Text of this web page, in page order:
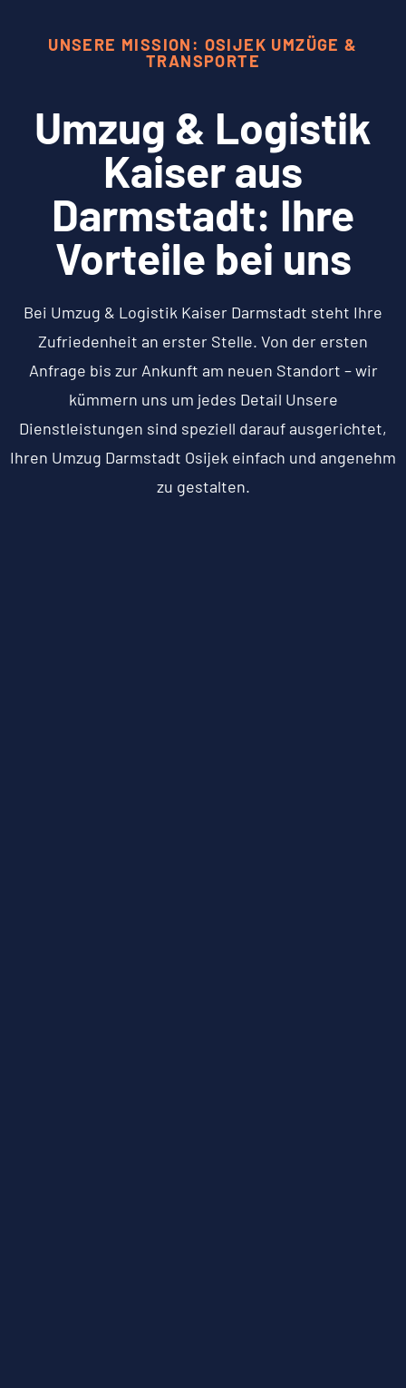
UNSERE MISSION: OSIJEK UMZÜGE &
TRANSPORTE
Umzug & Logistik
Kaiser aus
Darmstadt: Ihre
Vorteile bei uns
Bei Umzug & Logistik Kaiser Darmstadt steht Ihre
Zufriedenheit an erster Stelle. Von der ersten
Anfrage bis zur Ankunft am neuen Standort – wir
kümmern uns um jedes Detail Unsere
Dienstleistungen sind speziell darauf ausgerichtet,
Ihren Umzug Darmstadt Osijek einfach und angenehm
zu gestalten.